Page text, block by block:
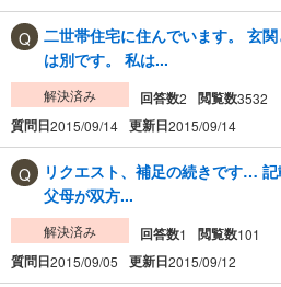
二世帯住宅に住んでいます。 玄
は別です。 私は...
解決済み 回答数2 閲覧数3532
質問日2015/09/14 更新日2015/09/14
リクエスト、補足の続きです…
父母が双方...
解決済み 回答数1 閲覧数101
質問日2015/09/05 更新日2015/09/12